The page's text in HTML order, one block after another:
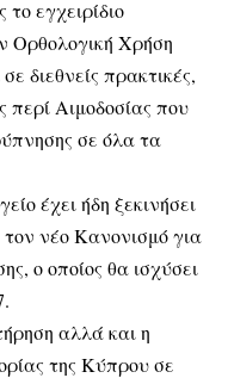
εγχειρίδιο
Ορθολογική Χρήση
διεθνείς πρακτικές,
περί Αιμοδοσίας που
σε όλα τα
έχει ήδη ξεκινήσει
τον νέο Κανονισμό για
ο οποίος θα ισχύσει
αλλά και η
της Κύπρου σε